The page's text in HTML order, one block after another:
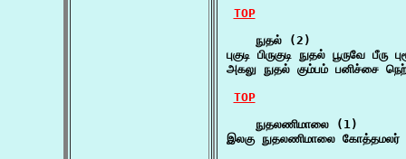
TOP
    நுதல் (2)
புகுடி பிருகுடி நுதல் பூருவே
அகலு நுதல் கும்பம் பனிச்சை
TOP
    நுதலணிமாலை (1)
இலகு நுதலணிமாலை